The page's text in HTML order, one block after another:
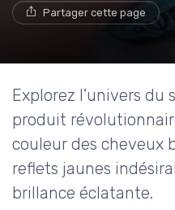
Partager cette page
Explorez l'univers du
produit
couleur des cheveux
reflets jaunes
brillance éclatante.